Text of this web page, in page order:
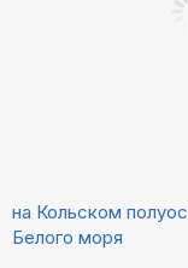
на Кольском
Белого моря